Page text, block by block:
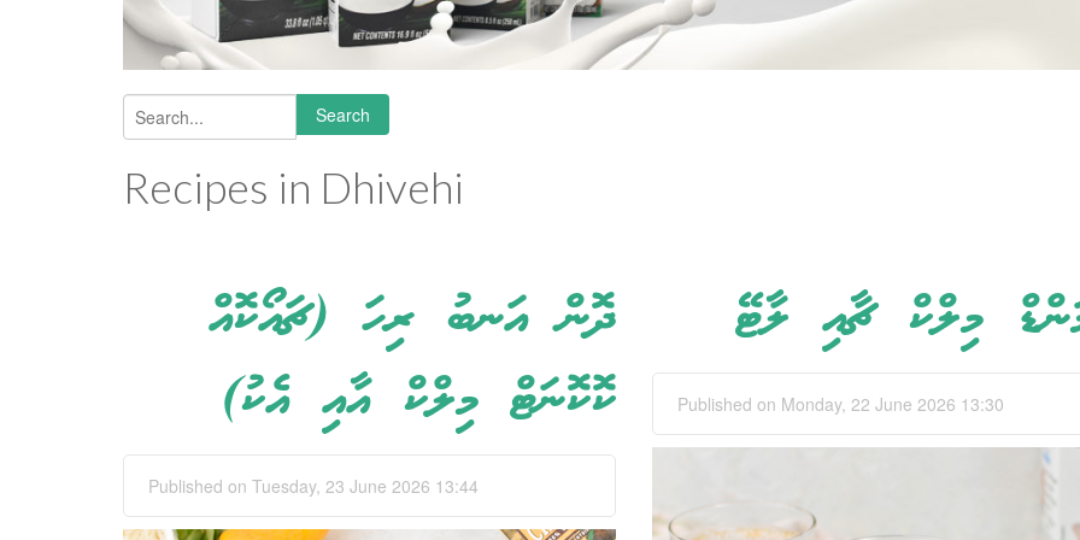
Search form
Search
Recipes in Dhivehi
ދޮން އަނބު ރިހަ (ޗައޯކޮއް
ކޮކޮނަޓް މިލްކް އާއި އެކު)
Published on Tuesday, 23 June 2026 13:44
މިލްކް ޗާއި ލާޓޭ
Published on Monday, 22 June 2026 13:30